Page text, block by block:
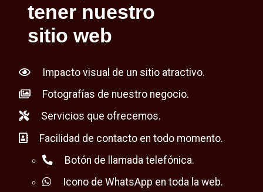
tener nuestro
sitio web
Impacto visual de un sitio atractivo.
Fotografías de nuestro negocio.
Servicios que ofrecemos.
Facilidad de contacto en todo momento.
Botón de llamada telefónica.
Icono de WhatsApp en toda la web.